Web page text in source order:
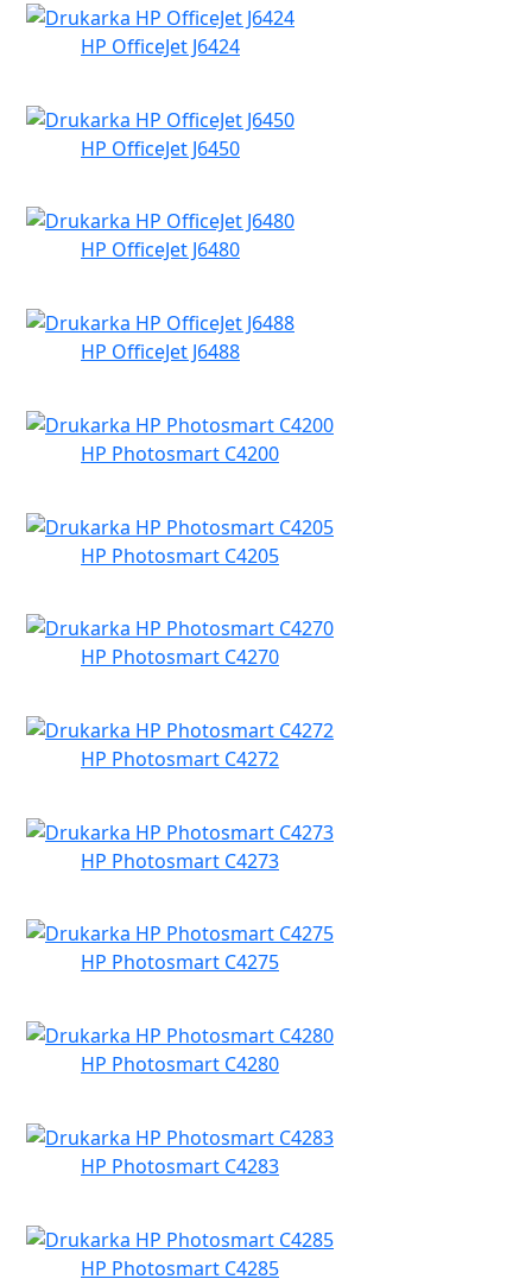
HP OfficeJet J6424
HP OfficeJet J6450
HP OfficeJet J6480
HP OfficeJet J6488
HP Photosmart C4200
HP Photosmart C4205
HP Photosmart C4270
HP Photosmart C4272
HP Photosmart C4273
HP Photosmart C4275
HP Photosmart C4280
HP Photosmart C4283
HP Photosmart C4285